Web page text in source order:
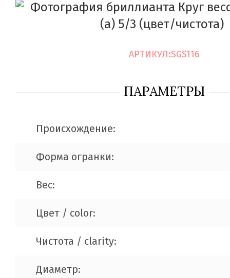
АРТИКУЛ:SGS116
ПАРАМЕТРЫ
Происхождение:
Форма огранки:
Вес:
Цвет / color:
Чистота / clarity:
Диаметр: